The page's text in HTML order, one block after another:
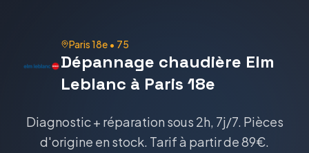
Paris 18e • 75
Dépannage chaudière Elm
Leblanc à Paris 18e
Diagnostic + réparation sous 2h, 7j/7. Pièces
d'origine en stock. Tarifà partir de 89€.